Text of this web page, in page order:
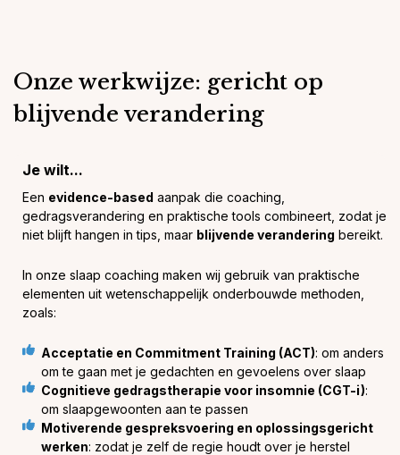
Onze werkwijze: gericht op
blijvende verandering
Je wilt...
Een evidence-based aanpak die coaching,
gedragsverandering en praktische tools combineert, zodat je
niet blijft hangen in tips, maar blijvende verandering bereikt.
In onze slaap coaching maken wij gebruik van praktische
elementen uit wetenschappelijk onderbouwde methoden,
zoals:
Acceptatie en Commitment Training (ACT): om anders
om te gaan met je gedachten en gevoelens over slaap
Cognitieve gedragstherapie voor insomnie (CGT-i):
om slaapgewoonten aan te passen
Motiverende gespreksvoering en oplossingsgericht
werken: zodat je zelf de regie houdt over je herstel